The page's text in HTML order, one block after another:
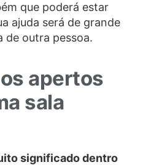
que poderá estar
ajuda será de grande
de outra pessoa.
apertos
sala
significado dentro